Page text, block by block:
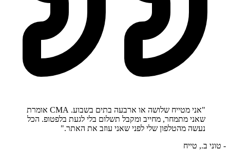
"אני מטייח שלושה או ארבעה בתים בשבוע. CMA אומרת
שאני מתמחר, מחייב ומקבל תשלום בלי לגעת בלפטופ. הכל
נעשה מהטלפון שלי לפני שאני עוזב את האתר."
- טוני ב., טייח